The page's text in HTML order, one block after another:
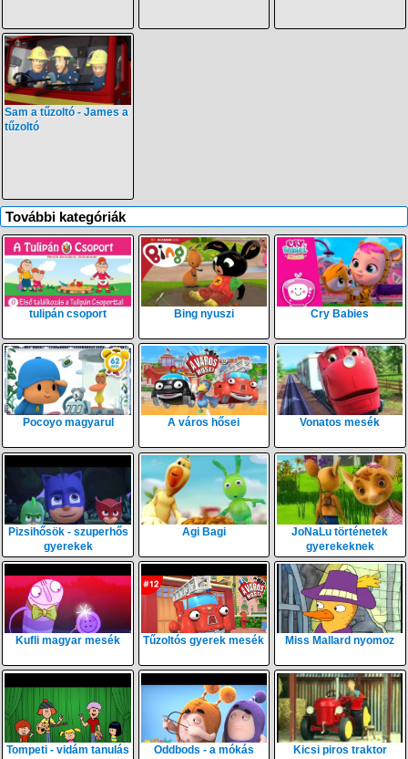
Sam a tűzoltó - James a
tűzoltó
További kategóriák
tulipán csoport Bing nyuszi Cry Babies
Pocoyo magyarul A város hősei Vonatos mesék
Pizsihősök - szuperhős
gyerekek
Agi Bagi
JoNaLu történetek
gyerekeknek
Kufli magyar mesék Tűzoltós gyerek mesék Miss Mallard nyomoz
Tompeti - vidám tanulás
Oddbods - a mókás
Kicsi piros traktor